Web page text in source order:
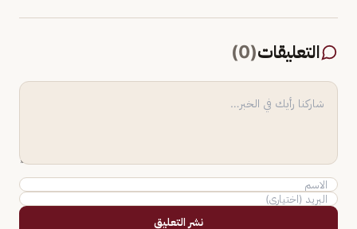
التعليقات(
0
)
نشر التعليق